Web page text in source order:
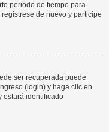
periodo de tiempo para
de nuevo y participe
ser recuperada puede
(login) y haga clic en
estará identificado